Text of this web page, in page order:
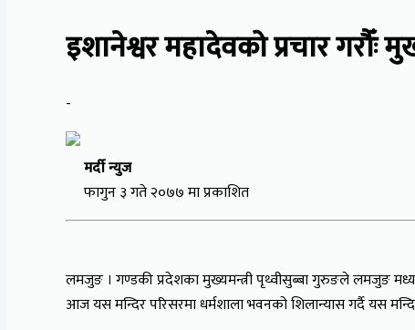
इशानेश्वर महादेवको प्रचार गरौँः
-
मर्दी न्युज
फागुन ३ गते २०७७ मा प्रकाशित
लमजुङ । गण्डकी प्रदेशका मुख्यमन्त्री पृथ्वीसुब्बा गुरुङले लमजुङ
आज यस मन्दिर परिसरमा धर्मशाला भवनको शिलान्यास गर्दै यस